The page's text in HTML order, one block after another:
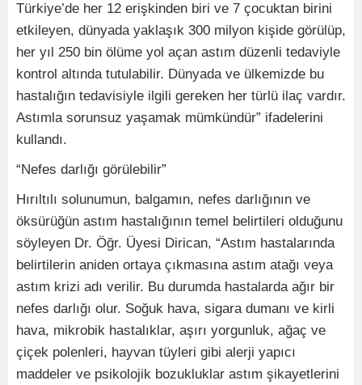
Türkiye’de her 12 erişkinden biri ve 7 çocuktan birini
etkileyen, dünyada yaklaşık 300 milyon kişide görülüp,
her yıl 250 bin ölüme yol açan astım düzenli tedaviyle
kontrol altında tutulabilir. Dünyada ve ülkemizde bu
hastalığın tedavisiyle ilgili gereken her türlü ilaç vardır.
Astımla sorunsuz yaşamak mümkündür” ifadelerini
kullandı.
“Nefes darlığı görülebilir”
Hırıltılı solunumun, balgamın, nefes darlığının ve
öksürüğün astım hastalığının temel belirtileri olduğunu
söyleyen Dr. Öğr. Üyesi Dirican, “Astım hastalarında
belirtilerin aniden ortaya çıkmasına astım atağı veya
astım krizi adı verilir. Bu durumda hastalarda ağır bir
nefes darlığı olur. Soğuk hava, sigara dumanı ve kirli
hava, mikrobik hastalıklar, aşırı yorgunluk, ağaç ve
çiçek polenleri, hayvan tüyleri gibi alerji yapıcı
maddeler ve psikolojik bozukluklar astım şikayetlerini